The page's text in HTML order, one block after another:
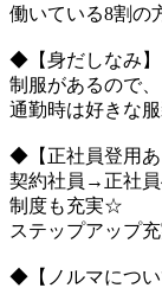
働いている8割の
◆【身だしなみ】
制服があるので、
通勤時は好きな
◆【正社員登用あ
契約社員→正社
制度も充実☆
ステップアップ充
◆【ノルマについ